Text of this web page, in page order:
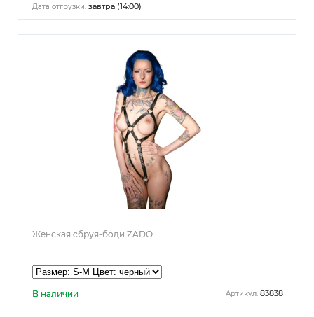
Дата отгрузки: завтра (14:00)
Женская сбруя-боди ZADO
В наличии Артикул: 83838